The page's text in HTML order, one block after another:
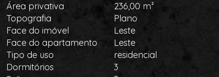
Área privativa
236,00 m²
Topografia
Plano
Face do imóvel
Leste
Face do apartamento
Leste
Tipo de uso
residencial
Dormitórios
3